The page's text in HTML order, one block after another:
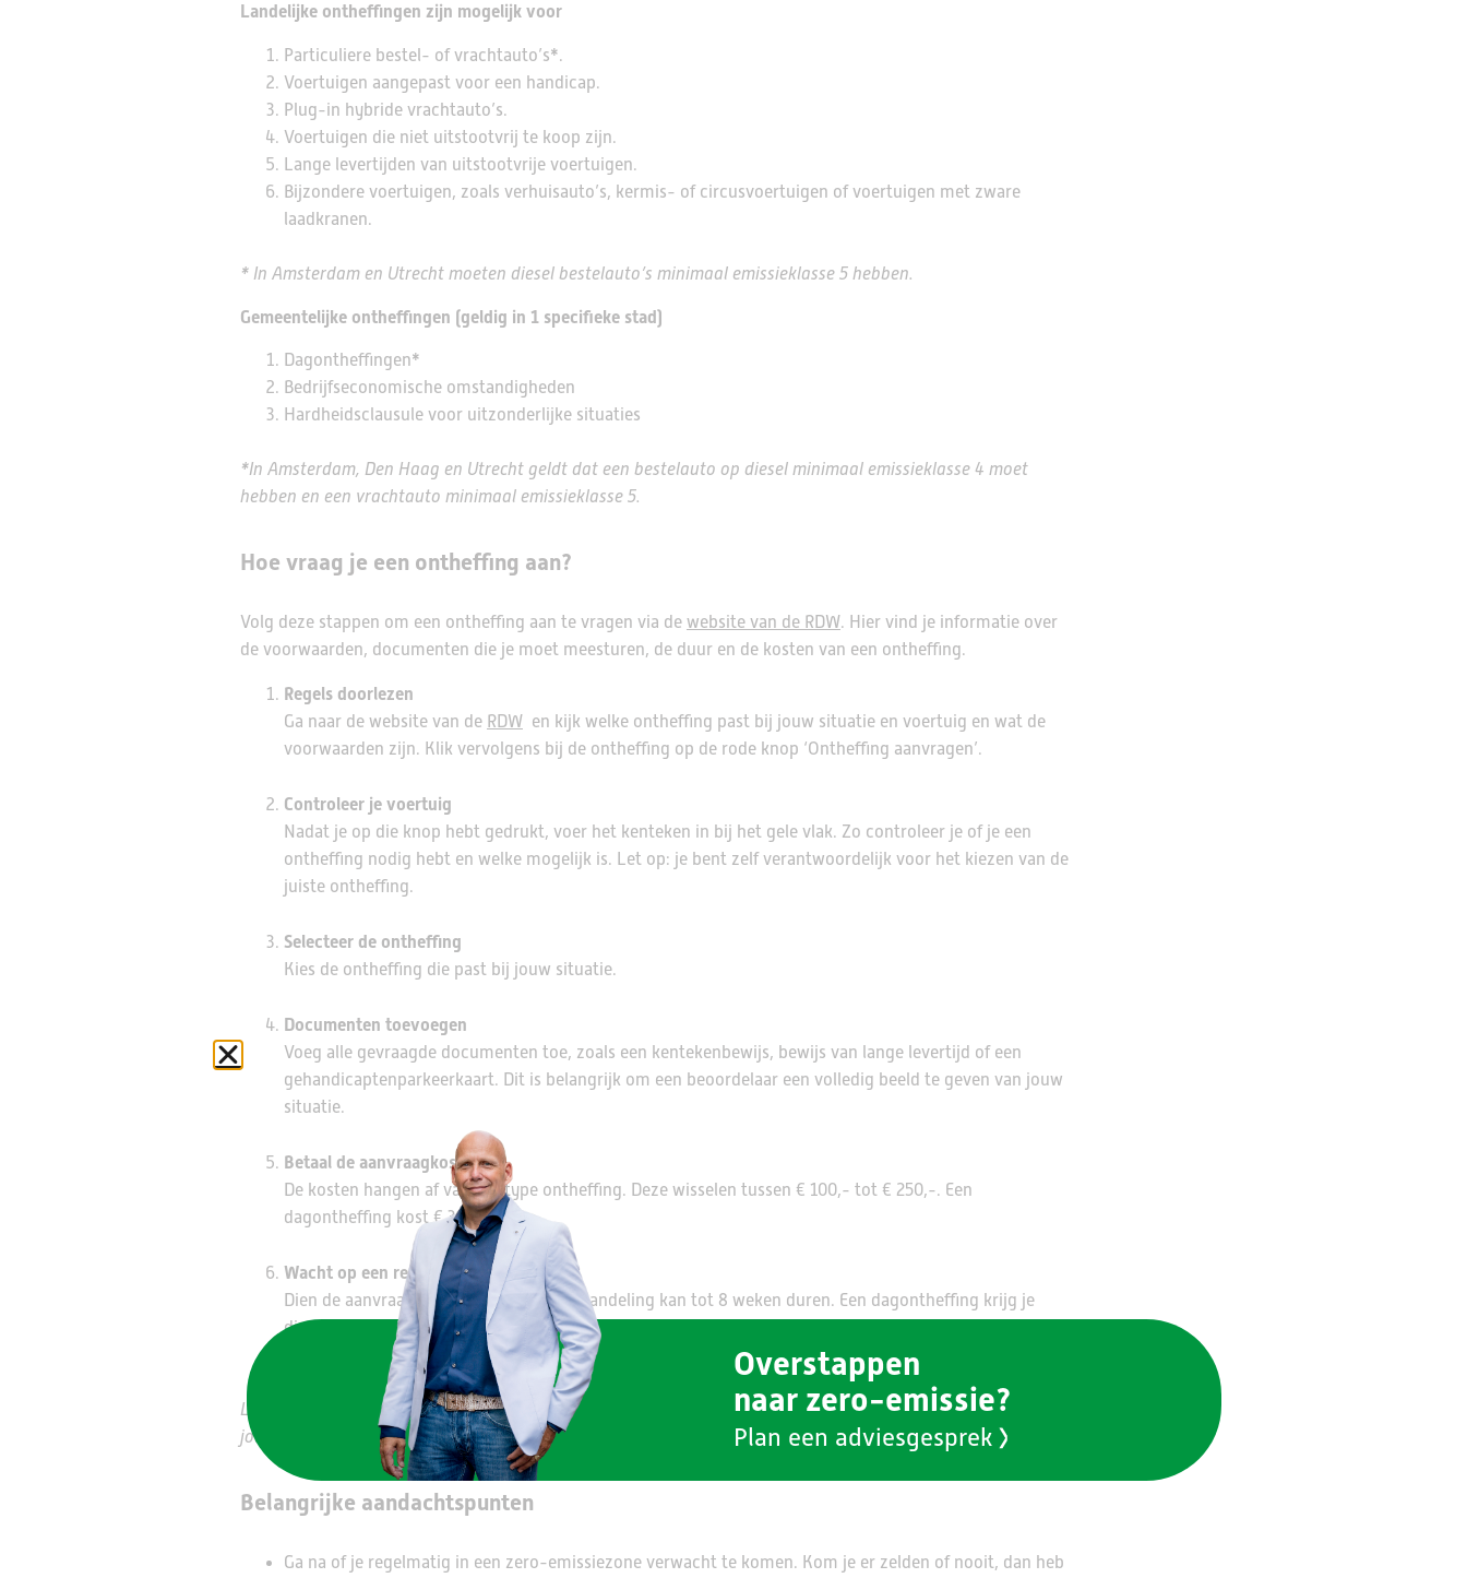
Landelijke ontheffingen zijn mogelijk voor
Particuliere bestel- of vrachtauto’s*.
Voertuigen aangepast voor een handicap.
Plug-in hybride vrachtauto’s.
Voertuigen die niet uitstootvrij te koop zijn.
Lange levertijden van uitstootvrije voertuigen.
Bijzondere voertuigen, zoals verhuisauto’s, kermis- of circusvoertuigen of voertuigen met zware
laadkranen.
* In Amsterdam en Utrecht moeten diesel bestelauto’s minimaal emissieklasse 5 hebben.
Gemeentelijke ontheffingen (geldig in 1 specifieke stad)
Dagontheffingen*
Bedrijfseconomische omstandigheden
Hardheidsclausule voor uitzonderlijke situaties
*In Amsterdam, Den Haag en Utrecht geldt dat een bestelauto op diesel minimaal emissieklasse 4 moet
hebben en een vrachtauto minimaal emissieklasse 5.
Hoe vraag je een ontheffing aan?
Volg deze stappen om een ontheffing aan te vragen via de website van de RDW. Hier vind je informatie over
de voorwaarden, documenten die je moet meesturen, de duur en de kosten van een ontheffing.
Regels doorlezen
Ga naar de website van de RDWen kijk welke ontheffing past bij jouw situatie en voertuig en wat de
voorwaarden zijn. Klik vervolgens bij de ontheffing op de rode knop ‘Ontheffing aanvragen’.
Controleer je voertuig
Nadat je op die knop hebt gedrukt, voer het kenteken in bij het gele vlak. Zo controleer je of je een
ontheffing nodig hebt en welke mogelijk is. Let op: je bent zelf verantwoordelijk voor het kiezen van de
juiste ontheffing.
Selecteer de ontheffing
Kies de ontheffing die past bij jouw situatie.
Documenten toevoegen
Voeg alle gevraagde documenten toe, zoals een kentekenbewijs, bewijs van lange levertijd of een
gehandicaptenparkeerkaart. Dit is belangrijk om een beoordelaar een volledig beeld te geven van jouw
situatie.
Betaal de aanvraagkosten
De kosten hangen af van het type ontheffing. Deze wisselen tussen € 100,- tot € 250,-. Een
dagontheffing kost € 30,-.
Wacht op een reactie
Dien de aanvraag op tijd in, want de behandeling kan tot 8 weken duren. Een dagontheffing krijg je
direct. Je kunt per kenteken maximaal 12 dagontheffingen per kalenderjaar aanvragen. Een
kalenderjaar loopt van januari tot en met december.
Let op: bij een verkeerde aanvraag betaal je de kosten dubbel. Controleer dus goed welke ontheffing voor
jou geldt.
Belangrijke aandachtspunten
Ga na of je regelmatig in een zero-emissiezone verwacht te komen. Kom je er zelden of nooit, dan heb
Overstappen
naar zero-emissie?
Plan een adviesgesprek